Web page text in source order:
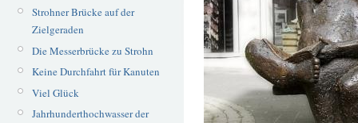
Strohner Brücke auf der
Zielgeraden
Die Messerbrücke zu Strohn
Keine Durchfahrt für Kanuten
Viel Glück
Jahrhunderthochwasser der